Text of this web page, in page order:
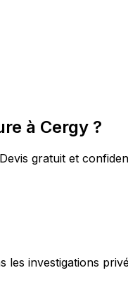
à Cergy ?
gratuit et
les investigations